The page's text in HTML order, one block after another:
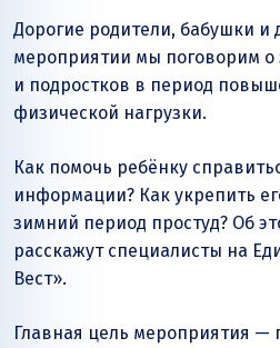
Дорогие родители, бабушки и
мероприятии мы поговорим о
и подростков в период
физической нагрузки.
Как помочь ребёнку
информации? Как укрепить
зимний период простуд? Об
расскажут специалисты на
Вест».
Главная цель мероприятия —